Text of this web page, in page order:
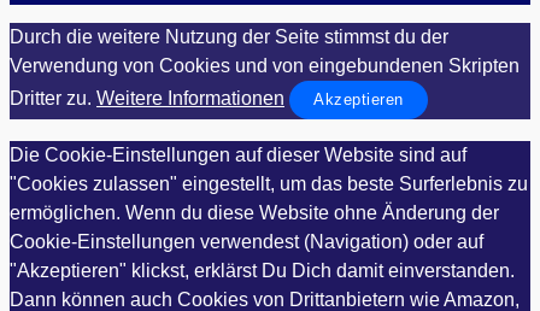
Durch die weitere Nutzung der Seite stimmst du der
Verwendung von Cookies und von eingebundenen Skripten
Dritter zu. Weitere Informationen Akzeptieren
Die Cookie-Einstellungen auf dieser Website sind auf
"Cookies zulassen" eingestellt, um das beste Surferlebnis zu
ermöglichen. Wenn du diese Website ohne Änderung der
Cookie-Einstellungen verwendest (Navigation) oder auf
"Akzeptieren" klickst, erklärst Du Dich damit einverstanden.
Dann können auch Cookies von Drittanbietern wie Amazon,